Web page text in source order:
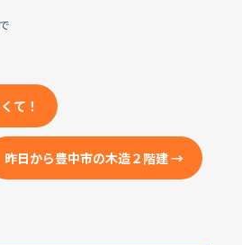
て！
昨日から豊中市の木造２階建→